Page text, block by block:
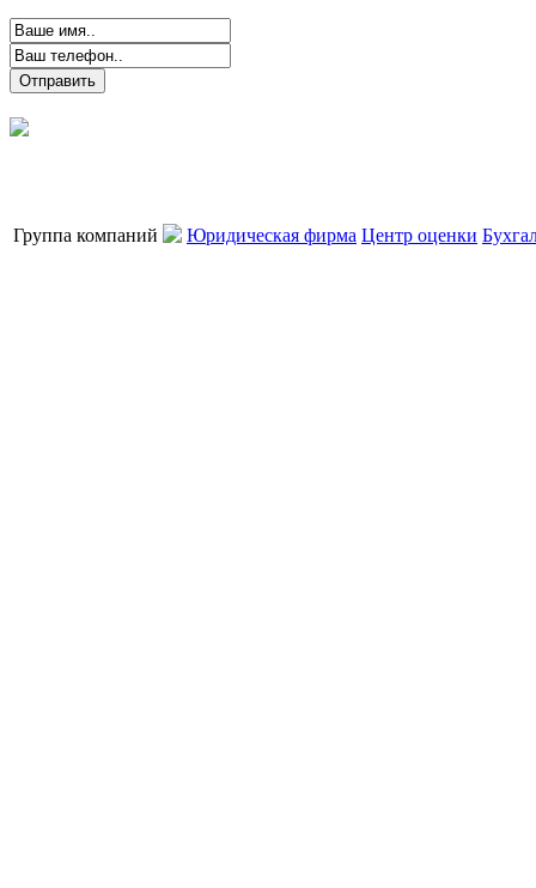
Группа компаний Юридическая фирма Центр оценки